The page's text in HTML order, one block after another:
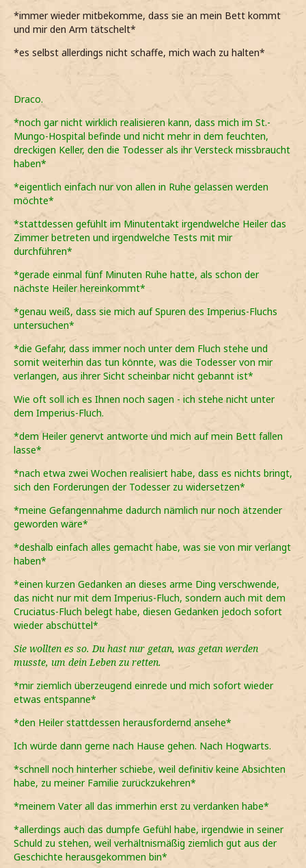
*immer wieder mitbekomme, dass sie an mein Bett kommt
und mir den Arm tätschelt*
*es selbst allerdings nicht schaffe, mich wach zu halten*
Draco.
*noch gar nicht wirklich realisieren kann, dass mich im St.-
Mungo-Hospital befinde und nicht mehr in dem feuchten,
dreckigen Keller, den die Todesser als ihr Versteck missbraucht
haben*
*eigentlich einfach nur von allen in Ruhe gelassen werden
möchte*
*stattdessen gefühlt im Minutentakt irgendwelche Heiler das
Zimmer betreten und irgendwelche Tests mit mir
durchführen*
*gerade einmal fünf Minuten Ruhe hatte, als schon der
nächste Heiler hereinkommt*
*genau weiß, dass sie mich auf Spuren des Imperius-Fluchs
untersuchen*
*die Gefahr, dass immer noch unter dem Fluch stehe und
somit weiterhin das tun könnte, was die Todesser von mir
verlangen, aus ihrer Sicht scheinbar nicht gebannt ist*
Wie oft soll ich es Ihnen noch sagen - ich stehe nicht unter
dem Imperius-Fluch.
*dem Heiler genervt antworte und mich auf mein Bett fallen
lasse*
*nach etwa zwei Wochen realisiert habe, dass es nichts bringt,
sich den Forderungen der Todesser zu widersetzen*
*meine Gefangennahme dadurch nämlich nur noch ätzender
geworden wäre*
*deshalb einfach alles gemacht habe, was sie von mir verlangt
haben*
*einen kurzen Gedanken an dieses arme Ding verschwende,
das nicht nur mit dem Imperius-Fluch, sondern auch mit dem
Cruciatus-Fluch belegt habe, diesen Gedanken jedoch sofort
wieder abschüttel*
Sie wollten es so. Du hast nur getan, was getan werden
musste, um dein Leben zu retten.
*mir ziemlich überzeugend einrede und mich sofort wieder
etwas entspanne*
*den Heiler stattdessen herausfordernd ansehe*
Ich würde dann gerne nach Hause gehen. Nach Hogwarts.
*schnell noch hinterher schiebe, weil definitiv keine Absichten
habe, zu meiner Familie zurückzukehren*
*meinem Vater all das immerhin erst zu verdanken habe*
*allerdings auch das dumpfe Gefühl habe, irgendwie in seiner
Schuld zu stehen, weil verhältnismäßig ziemlich gut aus der
Geschichte herausgekommen bin*